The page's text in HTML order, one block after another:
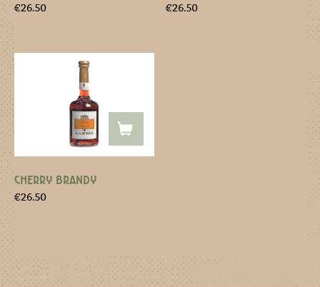
€26.50 €26.50
CHERRY BRANDY
€26.50